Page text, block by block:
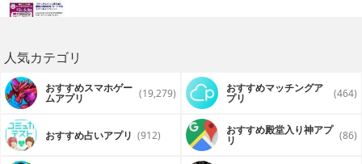
人気カテゴリ
おすすめスマホゲー
ムアプリ (19,279) おすすめマッチングア
プリ (464)
おすすめ占いアプリ (912) おすすめ殿堂入り神アプ
リ (86)